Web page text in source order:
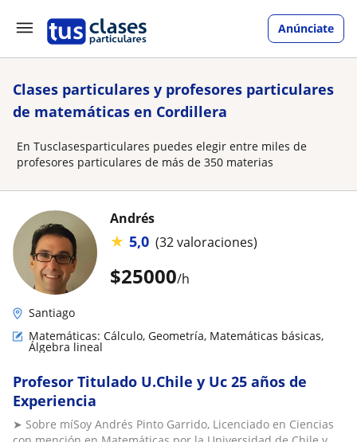
Anúnciate
Clases particulares y profesores particulares
de matemáticas en Cordillera
En Tusclasesparticulares puedes elegir entre miles de
profesores particulares de más de 350 materias
$25000/h
Andrés
★ 5,0 (32 valoraciones)
Santiago
Matemáticas: Cálculo, Geometría, Matemáticas básicas,
Álgebra lineal
Profesor Titulado U.Chile y Uc 25 años de
Experiencia
➤ Sobre míSoy Andrés Pinto Garrido, Licenciado en Ciencias